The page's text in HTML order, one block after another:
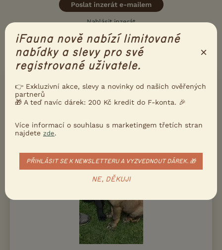
Poslat inzerát e-mailem
Nahlásit inzerát
DALŠÍ INZERÁTY V RUBRICE
PRODÁM
2 pejsci k odběru
iFauna nově nabízí limitované
nabídky a slevy pro své
registrované uživatele.
×
👉 Exkluzivní akce, slevy a novinky od našich ověřených
partnerů
🎁 A teď navíc dárek: 200 Kč kredit do F-konta. 🎉
Více informací o souhlasu s marketingem třetích stran
najdete zde.
PŘIHLÁSIT SE K NEWSLETTERU A VYZVEDNOUT DÁREK. 🎁
NE, DĚKUJI